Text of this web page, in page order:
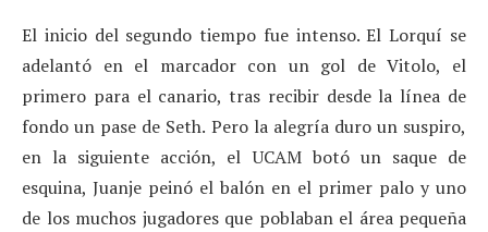
El inicio del segundo tiempo fue intenso. El Lorquí se
adelantó en el marcador con un gol de Vitolo, el
primero para el canario, tras recibir desde la línea de
fondo un pase de Seth. Pero la alegría duro un suspiro,
en la siguiente acción, el UCAM botó un saque de
esquina, Juanje peinó el balón en el primer palo y uno
de los muchos jugadores que poblaban el área pequeña